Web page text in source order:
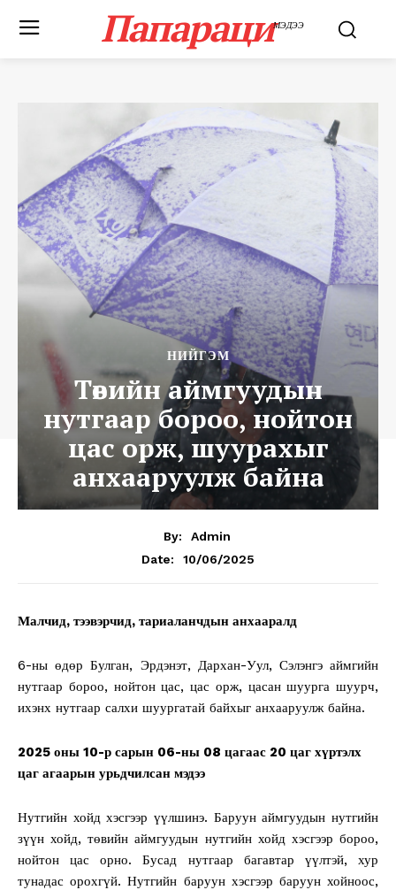
ПапарациМЭДЭЭ
НИЙГЭМ
Төвийн аймгуудын
нутгаар бороо, нойтон
цас орж, шуурахыг
анхааруулж байна
By:
Admin
Date:
10/06/2025
Малчид, тээвэрчид, тариаланчдын анхааралд
6-ны өдөр Булган, Эрдэнэт, Дархан-Уул, Сэлэнгэ аймгийн
нутгаар бороо, нойтон цас, цас орж, цасан шуурга шуурч,
ихэнх нутгаар салхи шуургатай байхыг анхааруулж байна.
2025 оны 10-р сарын 06-ны 08 цагаас 20 цаг хүртэлх
цаг агаарын урьдчилсан мэдээ
Нутгийн хойд хэсгээр үүлшинэ. Баруун аймгуудын нутгийн
зүүн хойд, төвийн аймгуудын нутгийн хойд хэсгээр бороо,
нойтон цас орно. Бусад нутгаар багавтар үүлтэй, хур
тунадас орохгүй. Нутгийн баруун хэсгээр баруун хойноос,